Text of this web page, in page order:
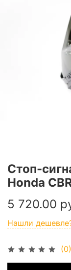
(0)
Стоп-
Honda
5 720.00
Нашли